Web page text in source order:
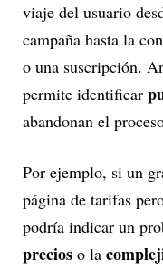
viaje del usuario
campaña hasta la
o una suscripción.
permite identificar
abandonan el
Por ejemplo, si un
página de tarifas
podría indicar un
precios o la